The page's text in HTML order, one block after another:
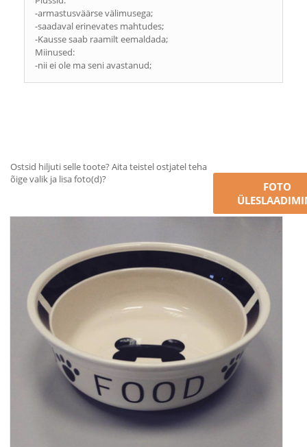
-armastusväärse välimusega;
-saadaval erinevates mahtudes;
-Kausse saab raamilt eemaldada;
Miinused:
-nii ei ole ma seni avastanud;
Ostsid hiljuti selle toote? Aita teistel ostjatel teha
õige valik ja lisa foto(d)?
FOTO